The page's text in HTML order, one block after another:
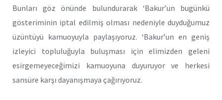
Bunları göz önünde bulundurarak ‘Bakur’un bugünkü
gösteriminin iptal edilmiş olması nedeniyle duyduğumuz
üzüntüyü kamuoyuyla paylaşıyoruz. ‘Bakur’un en geniş
izleyici topluluğuyla buluşması için elimizden geleni
esirgemeyeceğimizi kamuoyuna duyuruyor ve herkesi
sansüre karşı dayanışmaya çağırıyoruz.